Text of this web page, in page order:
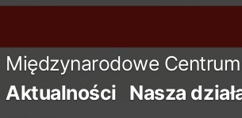
Międzynarodowe
Aktualności Nasza